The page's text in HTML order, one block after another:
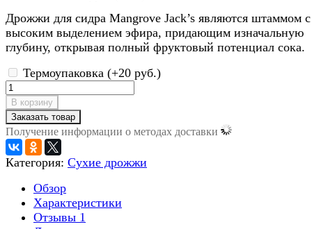
Дрожжи для сидра Mangrove Jack’s являются штаммом с
высоким выделением эфира, придающим изначальную
глубину, открывая полный фруктовый потенциал сока.
Термоупаковка (+20 руб.)
В корзину
Заказать товар
Получение информации о методах доставки
Категория: Сухие дрожжи
Обзор
Характеристики
Отзывы 1